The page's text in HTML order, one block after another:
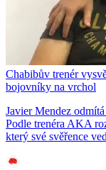
Chabibův trenér
bojovníky na vrchol
Javier Mendez
Podle trenéra AKA
který své svěřence